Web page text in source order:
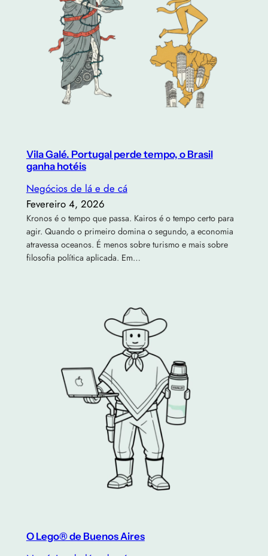
Vila Galé. Portugal perde tempo, o Brasil
ganha hotéis
Negócios de lá e de cá
Fevereiro 4, 2026
Kronos é o tempo que passa. Kairos é o tempo certo para
agir. Quando o primeiro domina o segundo, a economia
atravessa oceanos. É menos sobre turismo e mais sobre
filosofia política aplicada. Em…
O Lego® de Buenos Aires